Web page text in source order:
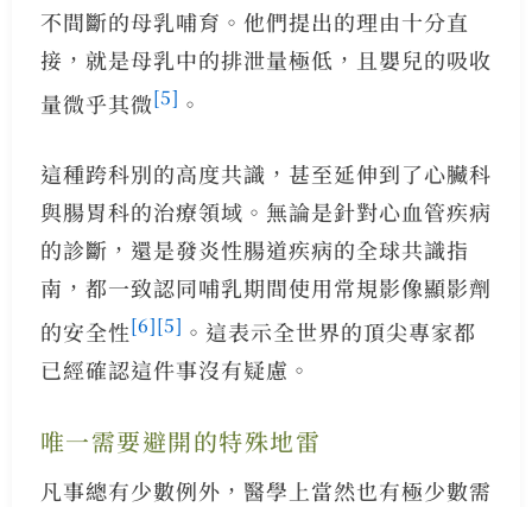
不間斷的母乳哺育。他們提出的理由十分直
接，就是母乳中的排泄量極低，且嬰兒的吸收
量微乎其微[5] 。
這種跨科別的高度共識，甚至延伸到了心臟科
與腸胃科的治療領域。無論是針對心血管疾病
的診斷，還是發炎性腸道疾病的全球共識指
南，都一致認同哺乳期間使用常規影像顯影劑
的安全性[6][5] 。這表示全世界的頂尖專家都
已經確認這件事沒有疑慮。
唯一需要避開的特殊地雷
凡事總有少數例外，醫學上當然也有極少數需